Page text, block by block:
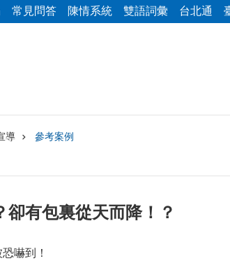
常見問答 陳情系統 雙語詞彙 台北通
導 參考案例
有包裏從天而降！？
嚇到！